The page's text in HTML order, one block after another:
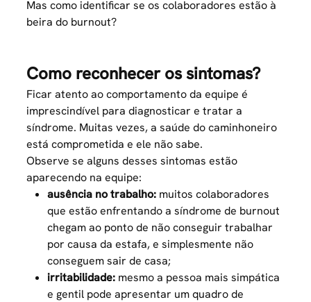
Mas como identificar se os colaboradores estão à
beira do burnout?
Como reconhecer os sintomas?
Ficar atento ao comportamento da equipe é
imprescindível para diagnosticar e tratar a
síndrome. Muitas vezes, asaúde do caminhoneiro
está comprometida e ele não sabe.
Observe se alguns desses sintomas estão
aparecendo na equipe:
ausência no trabalho: muitos colaboradores
que estão enfrentando a síndrome de burnout
chegam ao ponto de não conseguir trabalhar
por causa da estafa, e simplesmente não
conseguem sair de casa;
irritabilidade: mesmo a pessoa mais simpática
e gentil pode apresentar um quadro de